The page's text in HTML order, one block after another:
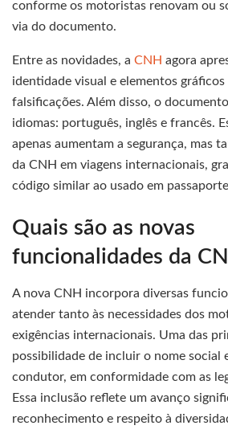
conforme os motoristas renovam ou
via do documento.
Entre as novidades, a CNH agora
identidade visual e elementos
falsificações. Além disso, o
idiomas: português, inglês e francês.
apenas aumentam a segurança, mas
da CNH em viagens internacionais,
código similar ao usado em
Quais são as novas
funcionalidades da
A nova CNH incorpora diversas
atender tanto às necessidades dos
exigências internacionais. Uma das
possibilidade de incluir o nome social
condutor, em conformidade com as
Essa inclusão reflete um avanço
reconhecimento e respeito à